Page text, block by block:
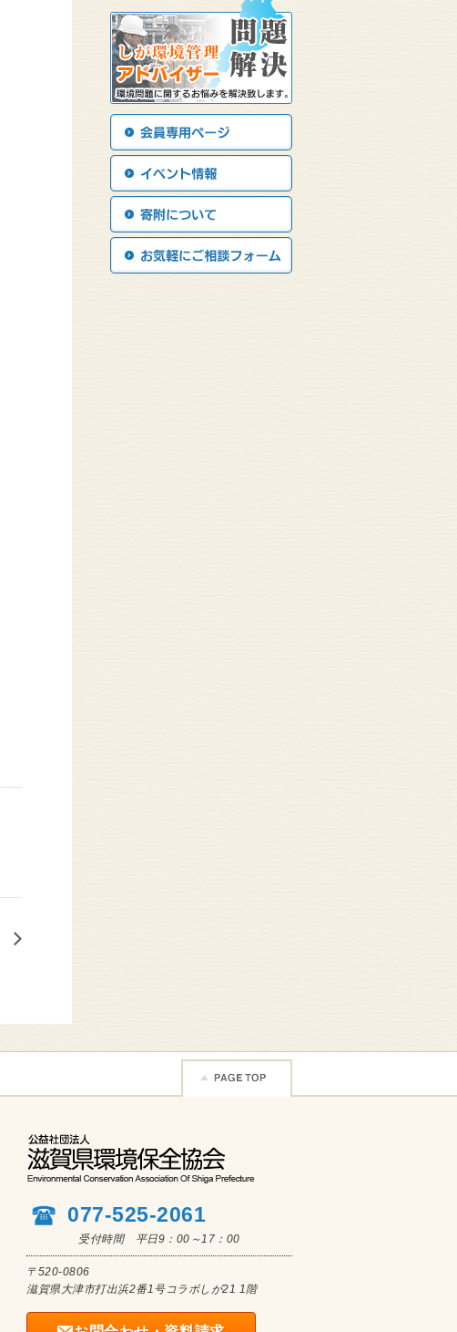
077-525-2061
受付時間 平日9：00～17：00
〒520-0806
滋賀県大津市打出浜2番1号コラボしが21 1階